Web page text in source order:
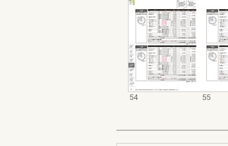
54 55